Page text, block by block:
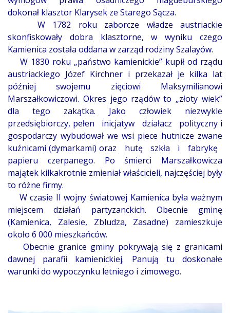
dokonał klasztor Klarysek ze Starego Sącza.
W 1782 roku zaborcze władze austriackie
skonfiskowały dobra klasztorne, w wyniku czego
Kamienica została oddana w zarząd rodziny Szalayów.
W 1830 roku „państwo kamienickie” kupił od rządu
austriackiego Józef Kirchner i przekazał je kilka lat
później swojemu zięciowi Maksymilianowi
Marszałkowiczowi. Okres jego rządów to „złoty wiek”
dla tego zakątka. Jako człowiek niezwykle
przedsiębiorczy, pełen inicjatyw działacz polityczny i
gospodarczy wybudował we wsi piece hutnicze zwane
kuźnicami (dymarkami) oraz hutę szkła i fabrykę
papieru czerpanego. Po śmierci Marszałkowicza
majątek kilkakrotnie zmieniał właścicieli, najczęściej były
to różne firmy.
W czasie II wojny światowej Kamienica była ważnym
miejscem działań partyzanckich. Obecnie gminę
(Kamienica, Zalesie, Zbludza, Zasadne) zamieszkuje
około 6 000 mieszkańców.
Obecnie granice gminy pokrywają się z granicami
dawnej parafii kamienickiej. Panują tu doskonałe
warunki do wypoczynku letniego i zimowego.